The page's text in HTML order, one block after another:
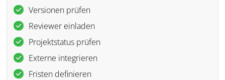
Versionen prüfen
Reviewer einladen
Projektstatus prüfen
Externe integrieren
Fristen definieren